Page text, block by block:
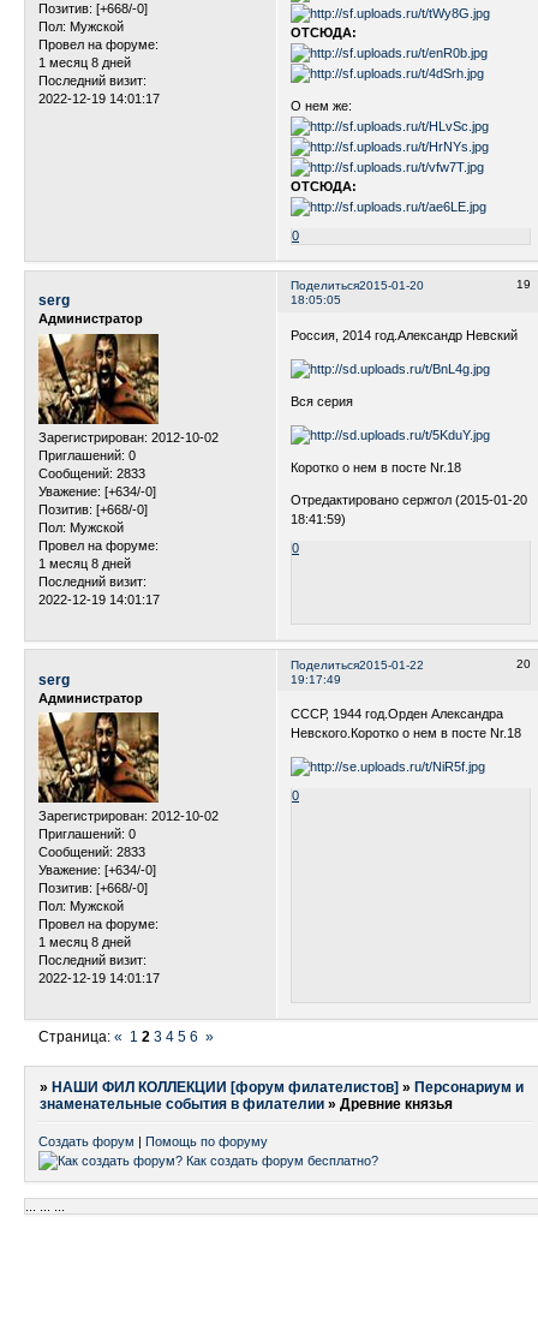
Позитив: [+668/-0]
Пол: Мужской
Провел на форуме:
1 месяц 8 дней
Последний визит:
2022-12-19 14:01:17
ОТСЮДА:
О нем же:
ОТСЮДА:
0
Поделиться 19
2015-01-20
18:05:05
serg
Администратор
Зарегистрирован: 2012-10-02
Приглашений: 0
Сообщений: 2833
Уважение: [+634/-0]
Позитив: [+668/-0]
Пол: Мужской
Провел на форуме:
1 месяц 8 дней
Последний визит:
2022-12-19 14:01:17
Россия, 2014 год.Александр Невский
Вся серия
Коротко о нем в посте Nr.18
Отредактировано сержгол (2015-01-20
18:41:59)
0
Поделиться 20
2015-01-22
19:17:49
serg
Администратор
Зарегистрирован: 2012-10-02
Приглашений: 0
Сообщений: 2833
Уважение: [+634/-0]
Позитив: [+668/-0]
Пол: Мужской
Провел на форуме:
1 месяц 8 дней
Последний визит:
2022-12-19 14:01:17
СССР, 1944 год.Орден Александра
Невского.Коротко о нем в посте Nr.18
0
Страница:« 1 2 3 4 5 6 »
»НАШИ ФИЛ КОЛЛЕКЦИИ [форум филателистов] »Персонариум и
знаменательные события в филателии »Древние князья
Создать форум | Помощь по форуму